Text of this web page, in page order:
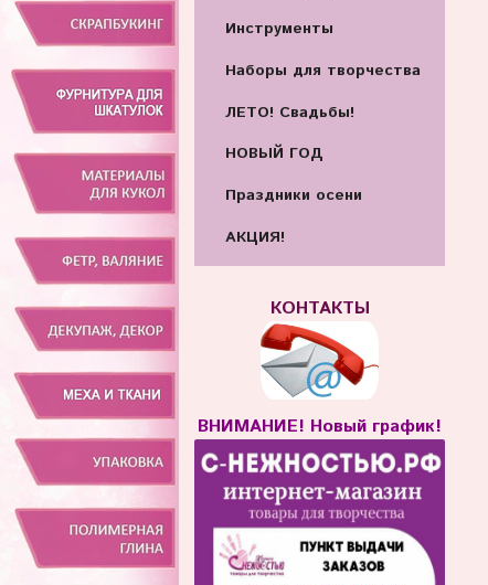
Инструменты
Наборы для творчества
ЛЕТО! Свадьбы!
НОВЫЙ ГОД
Праздники осени
АКЦИЯ!
КОНТАКТЫ
ВНИМАНИЕ! Новый график!